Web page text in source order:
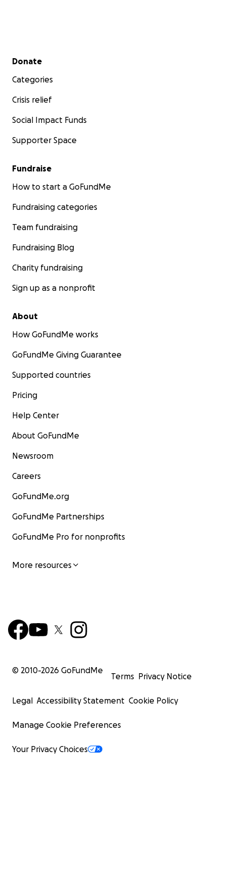
Secondary menu
Donate
Categories
Crisis relief
Social Impact Funds
Supporter Space
Fundraise
How to start a GoFundMe
Fundraising categories
Team fundraising
Fundraising Blog
Charity fundraising
Sign up as a nonprofit
About
How GoFundMe works
GoFundMe Giving Guarantee
Supported countries
Pricing
Help Center
About GoFundMe
Newsroom
Careers
GoFundMe.org
GoFundMe Partnerships
GoFundMe Pro for nonprofits
More resources
© 2010-2026 GoFundMe
Terms Privacy Notice
Legal Accessibility Statement Cookie Policy
Manage Cookie Preferences
Your Privacy Choices